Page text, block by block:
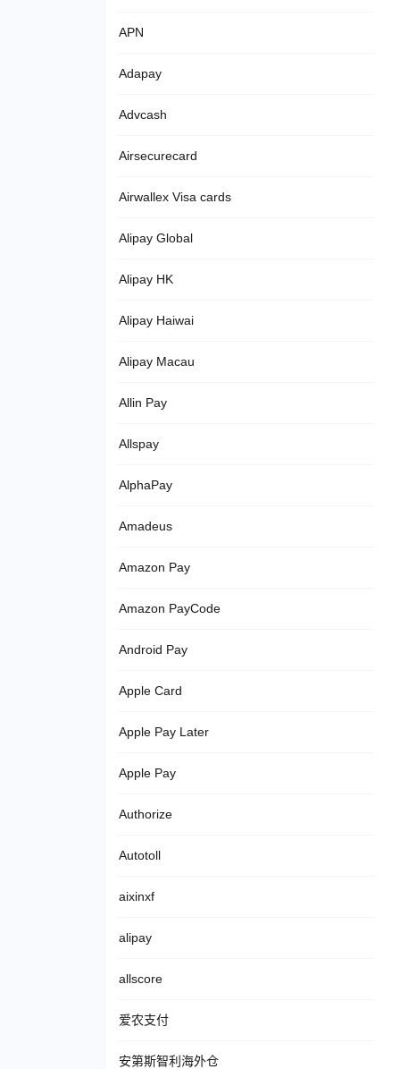
APN
Adapay
Advcash
Airsecurecard
Airwallex Visa cards
Alipay Global
Alipay HK
Alipay Haiwai
Alipay Macau
Allin Pay
Allspay
AlphaPay
Amadeus
Amazon Pay
Amazon PayCode
Android Pay
Apple Card
Apple Pay Later
Apple Pay
Authorize
Autotoll
aixinxf
alipay
allscore
爱农支付
安第斯智利海外仓